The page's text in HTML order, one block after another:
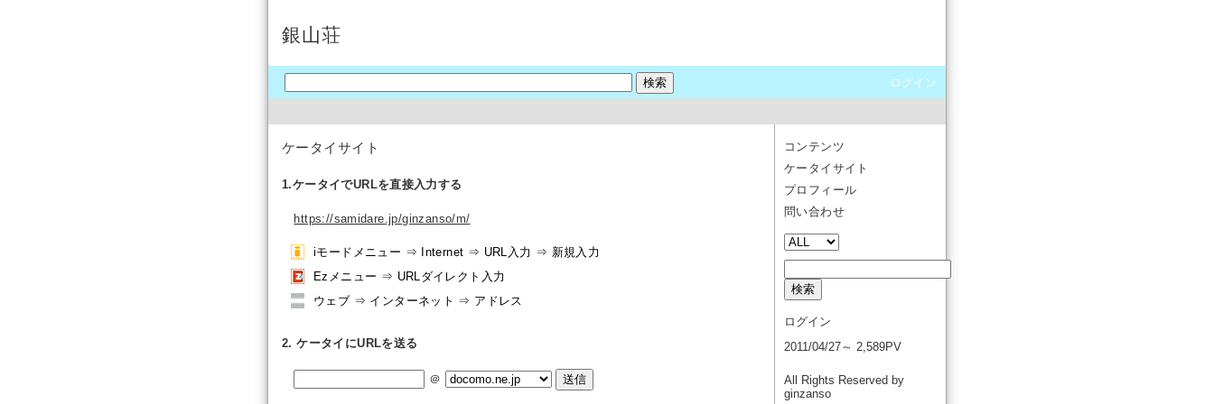
銀山荘
ログイン
ケータイサイト
1.ケータイでURLを直接入力する
https://samidare.jp/ginzanso/m/
iモードメニュー ⇒ Internet ⇒ URL入力 ⇒ 新規入力
Ezメニュー ⇒ URLダイレクト入力
ウェブ ⇒ インターネット ⇒ アドレス
2. ケータイにURLを送る
＠
コンテンツ
ケータイサイト
プロフィール
問い合わせ
ログイン
2011/04/27～ 2,589PV
All Rights Reserved by
ginzanso